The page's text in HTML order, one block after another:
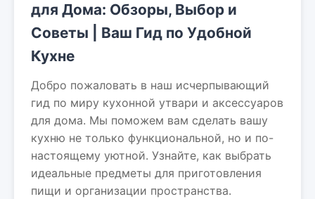
для Дома: Обзоры, Выбор и
Советы | Ваш Гид по Удобной
Кухне
Добро пожаловать в наш исчерпывающий
гид по миру кухонной утвари и аксессуаров
для дома. Мы поможем вам сделать вашу
кухню не только функциональной, но и по-
настоящему уютной. Узнайте, как выбрать
идеальные предметы для приготовления
пищи и организации пространства.